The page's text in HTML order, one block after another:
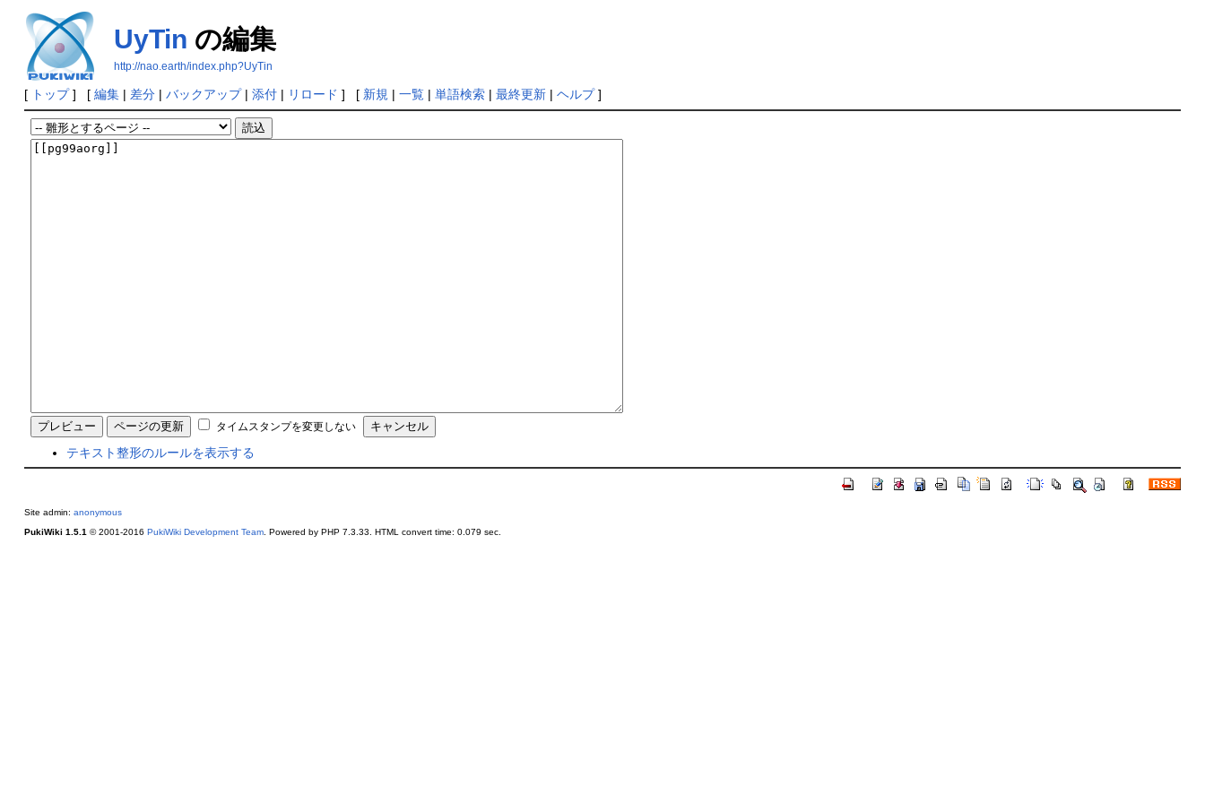
UyTin の編集
http://nao.earth/index.php?UyTin
[ トップ] [ 編集| 差分| バックアップ| 添付| リロード ] [ 新規 | 一覧| 単語検索| 最終更新| ヘルプ]
タイムスタンプを変更しない
テキスト整形のルールを表示する
Site admin: anonymous
PukiWiki 1.5.1 © 2001-2016 PukiWiki Development Team. Powered by PHP 7.3.33. HTML convert time: 0.079 sec.